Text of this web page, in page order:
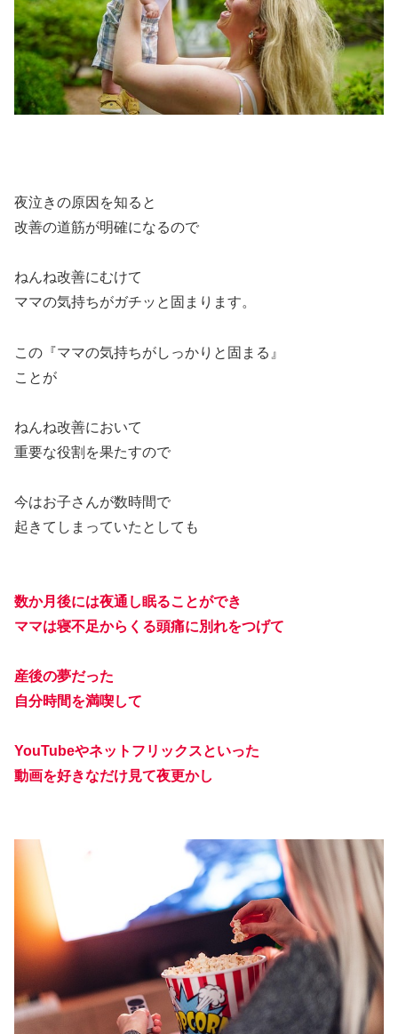
夜泣きの原因を知ると
改善の道筋が明確になるので
ねんね改善にむけて
ママの気持ちがガチッと固まります。
この『ママの気持ちがしっかりと固まる』
ことが
ねんね改善において
重要な役割を果たすので
今はお子さんが数時間で
起きてしまっていたとしても
数か月後には夜通し眠ることができ
ママは寝不足からくる頭痛に別れをつげて
産後の夢だった
自分時間を満喫して
YouTubeやネットフリックスといった
動画を好きなだけ見て夜更かし